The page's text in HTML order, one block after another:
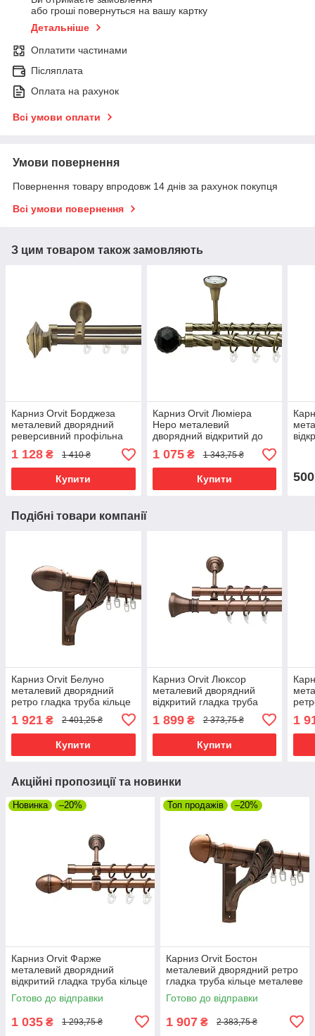
або гроші повернуться на вашу картку
Детальніше
Оплатити частинами
Післяплата
Оплата на рахунок
Всі умови оплати
Умови повернення
Повернення товару впродовж 14 днів за рахунок покупця
Всі умови повернення
З цим товаром також замовляють
Карниз Orvit Борджеза
металевий дворядний
реверсивний профільна
труба Антик 19\19 мм 160
см (7219295)
1 128 ₴ 1 410 ₴
Купити
Карниз Orvit Люміера
Неро металевий
дворядний відкритий до
кільце металеве Антик
25\16 мм 160 см
1 075₴ 1 343,75 ₴
Купити 500
Подібні товари компанії
Карниз Orvit Белуно
металевий дворядний
ретро гладка труба кільце
металеве Мідь 25\19 мм
240 см (00-00009868)
1 921 ₴ 2 401,25 ₴
Купити
Карниз Orvit Люксор
металевий дворядний
відкритий гладка труба
кільце фасонне металеве
Мідь 25\16 мм 300 см
(6948887)
1 899₴ 2 373,75 ₴
Купити
300
1
Акційні пропозиції та новинки
Новинка –20%
Карниз Orvit Фарже
металевий дворядний
відкритий гладка труба кільце
металеве Мідь 16\16 мм 240
см (00-00020760)
Готово до відправки
1 035 ₴ 1 293,75 ₴
Топ продажів –20%
Карниз Orvit Бостон
металевий дворядний ретро
гладка труба кільце металеве
Мідь 25\19 мм 240 см (00-
00009874)
Готово до відправки
1 907 ₴ 2 383,75 ₴